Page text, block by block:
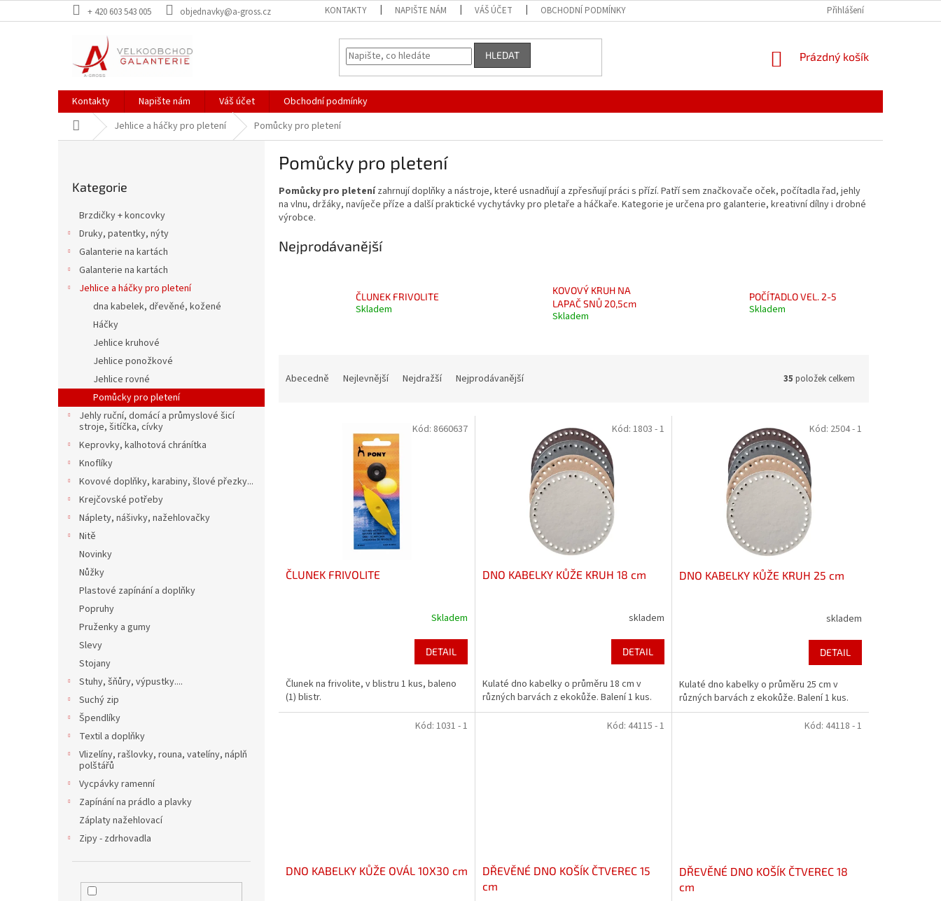
na
+ 420 603 543 005 objednavky@a-gross.cz KONTAKTY NAPIŠTE NÁM VÁŠ ÚČET OBCHODNÍ PODMÍNKY REKLAMACE
Přihlášení
HLEDAT
NÁKUPNÍ
Prázdný košík
Kontakty Napište nám Váš účet
Obchodní podmínky
Domů Jehlice a háčky pro pletení Pomůcky pro pletení
kategorie
Kategorie
Brzdičky + koncovky
Druky, patentky, nýty
Galanterie na kartách
Galanterie na kartách
Jehlice a háčky pro pletení
dna kabelek, dřevěné, kožené
Háčky
Jehlice kruhové
Jehlice ponožkové
Jehlice rovné
Pomůcky pro pletení
Jehly ruční, domácí a průmyslové šicí
stroje, šitíčka, cívky
Keprovky, kalhotová chránítka
Knoflíky
Kovové doplňky, karabiny, šlové přezky...
Krejčovské potřeby
Náplety, nášivky, nažehlovačky
Nitě
Novinky
Nůžky
Plastové zapínání a doplňky
Popruhy
Pruženky a gumy
Slevy
Stojany
Stuhy, šňůry, výpustky....
Suchý zip
Špendlíky
Textil a doplňky
Vlizelíny, rašlovky, rouna, vatelíny, náplň
polštářů
Vycpávky ramenní
Zapínání na prádlo a plavky
Záplaty nažehlovací
Zipy - zdrhovadla
Pomůcky pro pletení
Pomůcky pro pletenízahrnují doplňky a nástroje, které usnadňují a zpřesňují práci s přízí. Patří sem značkovače oček, počítadla řad, jehly
na vlnu, držáky, navíječe příze a další praktické vychytávky pro pletaře a háčkaře. Kategorie je určena pro galanterie, kreativní dílny i drobné
výrobce.
Nejprodávanější
ČLUNEK FRIVOLITE
Skladem
KOVOVÝ KRUH NA
LAPAČ SNŮ 20,5cm
Skladem
POČÍTADLO VEL. 2-5
Skladem
Abecedně Nejlevnější Nejdražší Nejprodávanější 35 položek celkem
ČLUNEK FRIVOLITE
Skladem
DETAIL
Člunek na frivolite, v blistru 1 kus, baleno
(1) blistr.
Kód: 8660637
DNO KABELKY KŮŽE KRUH 18 cm
skladem
DETAIL
Kulaté dno kabelky o průměru 18 cm v
různých barvách z ekokůže. Balení 1 kus.
Kód: 1803 - 1
DNO KABELKY KŮŽE KRUH 25 cm
skladem
DETAIL
Kulaté dno kabelky o průměru 25 cm v
různých barvách z ekokůže. Balení 1 kus.
Kód: 2504 - 1
DNO KABELKY KŮŽE OVÁL 10X30 cm
Kód: 1031 - 1
DŘEVĚNÉ DNO KOŠÍK ČTVEREC 15
cm
Kód: 44115 - 1
DŘEVĚNÉ DNO KOŠÍK ČTVEREC 18
cm
Kód: 44118 - 1